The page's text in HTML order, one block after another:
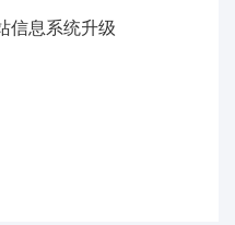
信息系统升级